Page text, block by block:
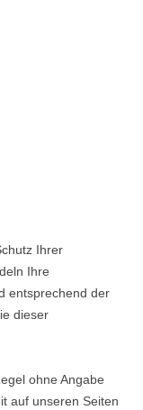
Ihrer
Ihre
entsprechend der
dieser
ohne Angabe
auf unseren Seiten